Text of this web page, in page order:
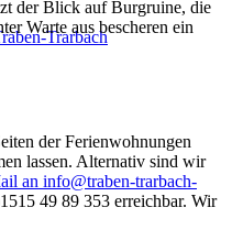
Trarbach
der Blick auf Burgruine, die
Warte aus bescheren ein
der Ferienwohnungen
lassen. Alternativ sind wir
an info@traben-trarbach-
49 89 353 erreichbar. Wir